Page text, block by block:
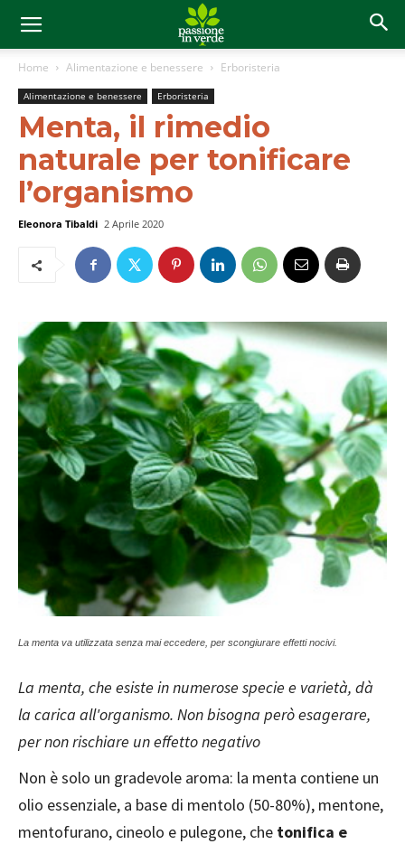
Home Alimentazione e benessere Erboristeria
Alimentazione e benessere Erboristeria
Menta, il rimedio
naturale per tonificare
l’organismo
Eleonora Tibaldi 2 Aprile 2020
La menta va utilizzata senza mai eccedere, per scongiurare effetti nocivi.
La menta, che esiste in numerose specie e varietà, dà
la carica all'organismo. Non bisogna però esagerare,
per non rischiare un effetto negativo
Non è solo un gradevole aroma: la menta contiene un
olio essenziale, a base di mentolo (50-80%), mentone,
mentofurano, cineolo e pulegone, che tonifica e